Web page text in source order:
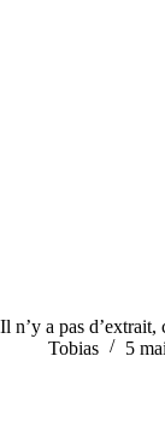
Il n’y a pas d’extrait,
Tobias
5